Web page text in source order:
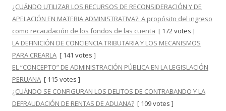
¿CUÁNDO UTILIZAR LOS RECURSOS DE RECONSIDERACIÓN Y DE
APELACIÓN EN MATERIA ADMINISTRATIVA?: A propósito del ingreso
como recaudación de los fondos de las cuenta [ 172 votes ]
LA DEFINICIÓN DE CONCIENCIA TRIBUTARIA Y LOS MECANISMOS
PARA CREARLA [ 141 votes ]
EL “CONCEPTO” DE ADMINISTRACIÓN PÚBLICA EN LA LEGISLACIÓN
PERUANA [ 115 votes ]
¿CUÁNDO SE CONFIGURAN LOS DELITOS DE CONTRABANDO Y LA
DEFRAUDACIÓN DE RENTAS DE ADUANA? [ 109 votes ]